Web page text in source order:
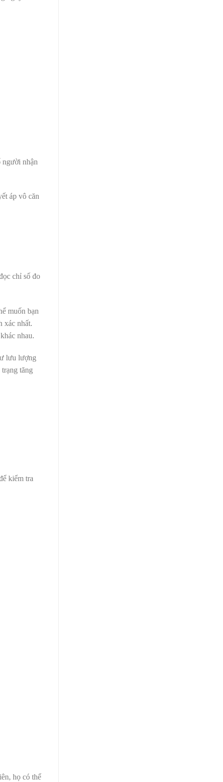
người nhận
áp vô căn
chỉ số đo
muốn bạn
xác nhất.
nhau.
lưu lượng
tăng
kiểm tra
họ có thể